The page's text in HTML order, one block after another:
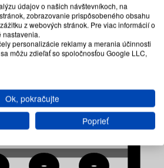
údajov o našich návštevníkoch, na
zobrazovanie prispôsobeného obsahu
z webových stránok. Pre viac informácií o
nastavenia.
personalizácie reklamy a merania účinnosti
môžu zdieľať so spoločnosťou Google LLC,
Ok, pokračujte
Poprieť